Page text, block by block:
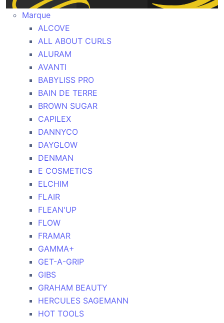
Marque
ALCOVE
ALL ABOUT CURLS
ALURAM
AVANTI
BABYLISS PRO
BAIN DE TERRE
BROWN SUGAR
CAPILEX
DANNYCO
DAYGLOW
DENMAN
E COSMETICS
ELCHIM
FLAIR
FLEAN'UP
FLOW
FRAMAR
GAMMA+
GET-A-GRIP
GIBS
GRAHAM BEAUTY
HERCULES SAGEMANN
HOT TOOLS